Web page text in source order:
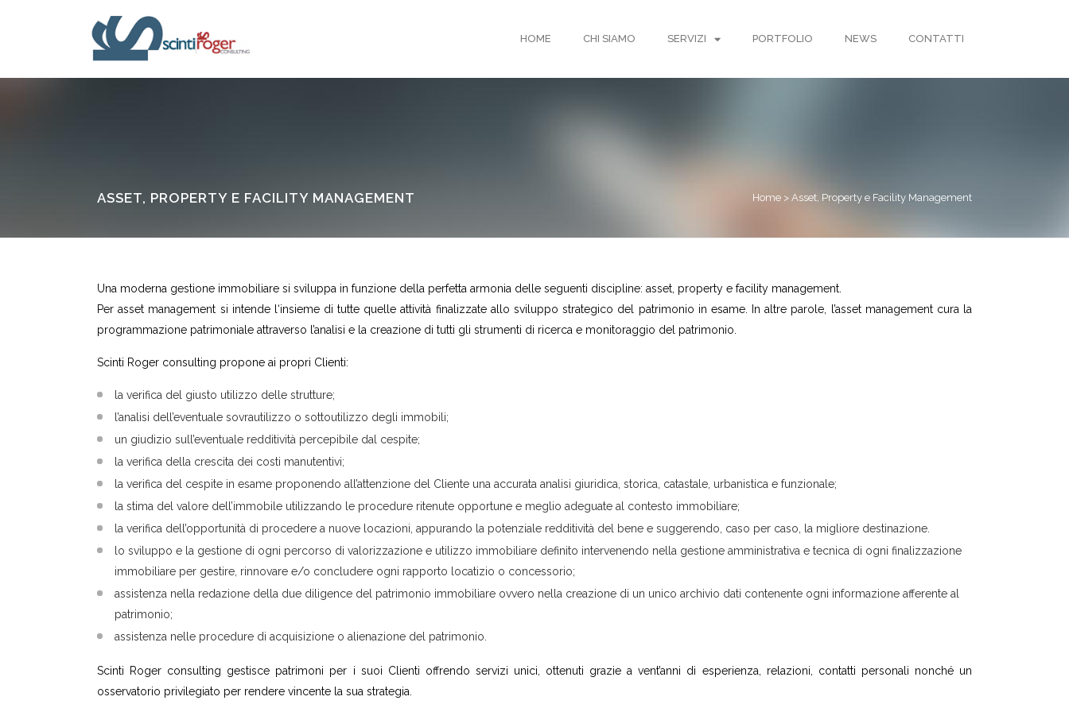
HOME CHI SIAMO SERVIZI PORTFOLIO NEWS CONTATTI
ASSET, PROPERTY E FACILITY MANAGEMENT Home > Asset, Property e Facility Management
Una moderna gestione immobiliare si sviluppa in funzione della perfetta armonia delle seguenti discipline: asset, property e facility management.
Per asset management si intende l‘insieme di tutte quelle attività finalizzate allo sviluppo strategico del patrimonio in esame. In altre parole, l’asset management cura la
programmazione patrimoniale attraverso l’analisi e la creazione di tutti gli strumenti di ricerca e monitoraggio del patrimonio.
Scinti Roger consulting propone ai propri Clienti:
la verifica del giusto utilizzo delle strutture;
l’analisi dell’eventuale sovrautilizzo o sottoutilizzo degli immobili;
un giudizio sull’eventuale redditività percepibile dal cespite;
la verifica della crescita dei costi manutentivi;
la verifica del cespite in esame proponendo all’attenzione del Cliente una accurata analisi giuridica, storica, catastale, urbanistica e funzionale;
la stima del valore dell’immobile utilizzando le procedure ritenute opportune e meglio adeguate al contesto immobiliare;
la verifica dell’opportunità di procedere a nuove locazioni, appurando la potenziale redditività del bene e suggerendo, caso per caso, la migliore destinazione.
lo sviluppo e la gestione di ogni percorso di valorizzazione e utilizzo immobiliare definito intervenendo nella gestione amministrativa e tecnica di ogni finalizzazione
immobiliare per gestire, rinnovare e/o concludere ogni rapporto locatizio o concessorio;
assistenza nella redazione della due diligence del patrimonio immobiliare ovvero nella creazione di un unico archivio dati contenente ogni informazione afferente al
patrimonio;
assistenza nelle procedure di acquisizione o alienazione del patrimonio.
Scinti Roger consulting gestisce patrimoni per i suoi Clienti offrendo servizi unici, ottenuti grazie a vent’anni di esperienza, relazioni, contatti personali nonché un
osservatorio privilegiato per rendere vincente la sua strategia.